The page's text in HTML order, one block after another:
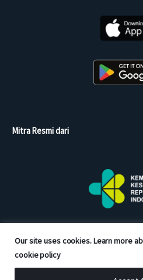
Our site uses cookies. Learn more
cookie policy
Mitra Resmi dari